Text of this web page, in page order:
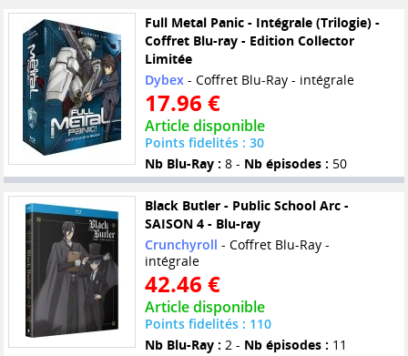
Full Metal Panic - Intégrale (Trilogie) -
Coffret Blu-ray - Edition Collector
Limitée
Dybex- Coffret Blu-Ray - intégrale
17.96 €
Article disponible
Points fidelités : 30
Nb Blu-Ray : 8 - Nb épisodes : 50
Black Butler - Public School Arc -
SAISON 4 - Blu-ray
Crunchyroll - Coffret Blu-Ray -
intégrale
42.46 €
Article disponible
Points fidelités : 110
Nb Blu-Ray : 2 - Nb épisodes : 11